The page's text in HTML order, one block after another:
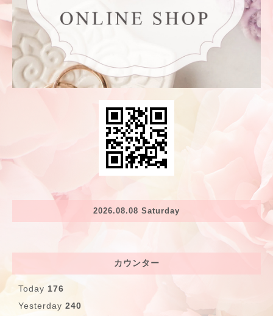
2026.08.08 Saturday
カウンター
Today 176
Yesterday 240